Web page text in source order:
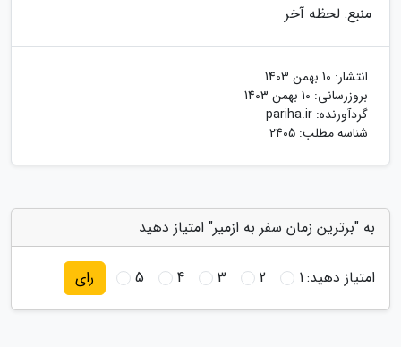
منبع: لحظه آخر
انتشار: 10 بهمن 1403
بروزرسانی: 10 بهمن 1403
گردآورنده: pariha.ir
شناسه مطلب: 2405
به "برترین زمان سفر به ازمیر" امتیاز دهید
امتیاز دهید:1
2
3
4
5 رای